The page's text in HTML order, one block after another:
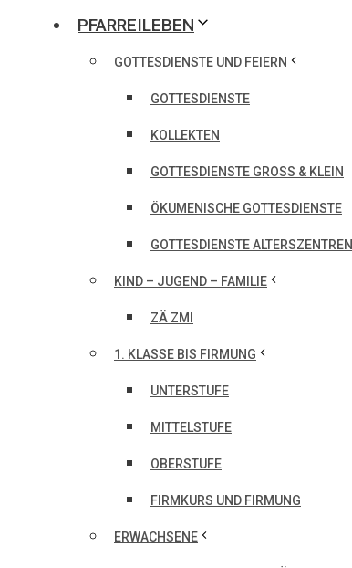
PFARREILEBEN
GOTTESDIENSTE UND FEIERN
GOTTESDIENSTE
KOLLEKTEN
GOTTESDIENSTE GROSS & KLEIN
ÖKUMENISCHE GOTTESDIENSTE
GOTTESDIENSTE ALTERSZENTREN
KIND – JUGEND – FAMILIE
ZÄ ZMI
1. KLASSE BIS FIRMUNG
UNTERSTUFE
MITTELSTUFE
OBERSTUFE
FIRMKURS UND FIRMUNG
ERWACHSENE